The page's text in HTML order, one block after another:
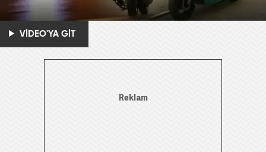
VİDEO'YA GİT